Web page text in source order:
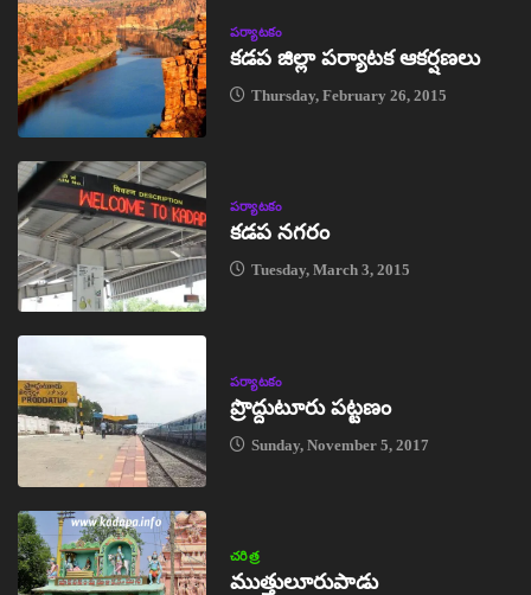
పర్యాటకం
కడప జిల్లా పర్యాటక ఆకర్షణలు
Thursday, February 26, 2015
పర్యాటకం
కడప నగరం
Tuesday, March 3, 2015
పర్యాటకం
ప్రొద్దుటూరు పట్టణం
Sunday, November 5, 2017
చరిత్ర
ముత్తులూరుపాడు